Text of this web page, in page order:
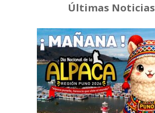
Últimas Noticias